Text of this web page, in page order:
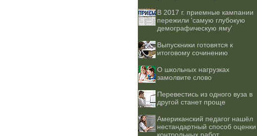
В 2017 г. приемные кампании
пережили 'самую глубокую
демографическую яму'
Выпускники готовятся к
итоговому сочинению
О школьных нагрузках
замолвите слово
Перевестись из одного вуза в
другой станет проще
Американский педагог нашёл
нестандартный способ оценки